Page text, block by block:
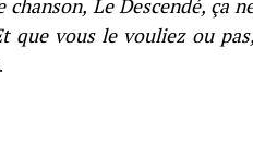
Le Descendé, ça
que vous le vouliez ou